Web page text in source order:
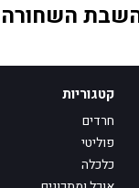
השחורה
קטגוריות
חרדים
פוליטי
כלכלה